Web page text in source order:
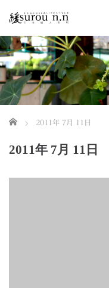
ホーム 2011年 7月 11日
2011年 7月 11日